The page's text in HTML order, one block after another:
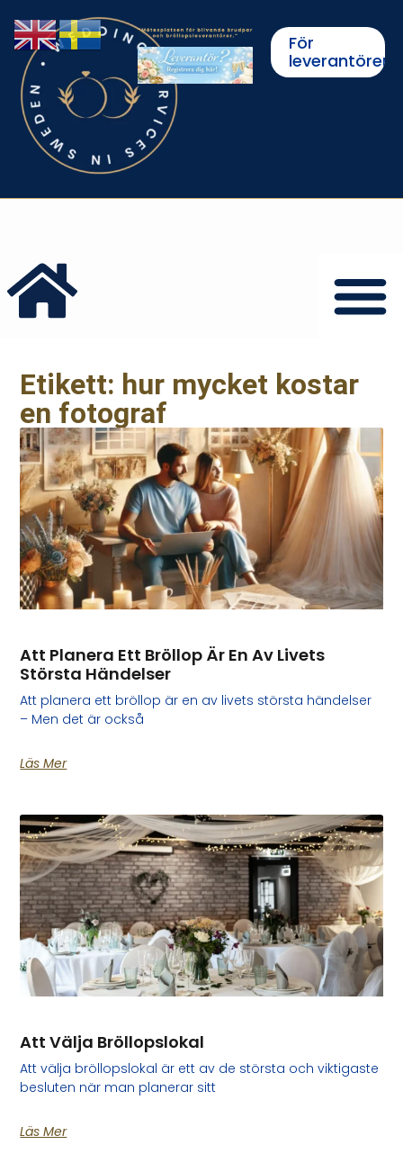
För
leverantörer
Etikett: hur mycket kostar
en fotograf
Att Planera Ett Bröllop Är En Av Livets
Största Händelser
Att planera ett bröllop är en av livets största händelser
– Men det är också
Läs Mer
Att Välja Bröllopslokal
Att välja bröllopslokal är ett av de största och viktigaste
besluten när man planerar sitt
Läs Mer